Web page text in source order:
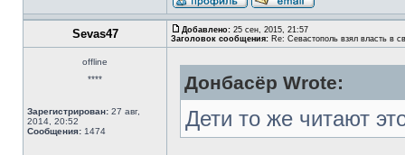
Sevas47 Добавлено: 25 сен, 2015, 21:57
Заголовок сообщения: Re: Севастополь взял власть в
offline
****
Зарегистрирован: 27 авг,
2014, 20:52
Сообщения: 1474
Донбасёр Wrote:
Дети то же читают